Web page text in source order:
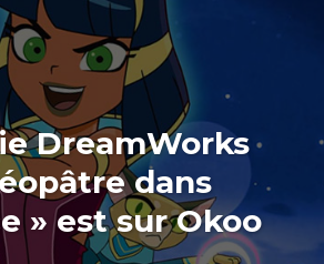
DreamWorks
dans
» est sur Okoo